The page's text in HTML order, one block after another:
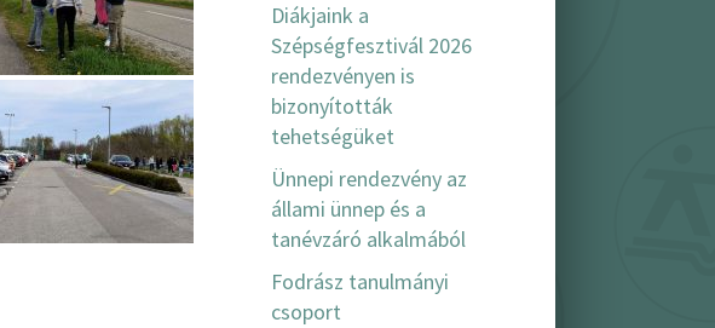
Diákjaink a
Szépségfesztivál 2026
rendezvényen is
bizonyították
tehetségüket
Ünnepi rendezvény az
állami ünnep és a
tanévzáró alkalmából
Fodrász tanulmányi
csoport